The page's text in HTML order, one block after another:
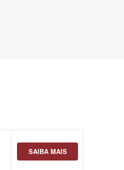
SAIBA MAIS